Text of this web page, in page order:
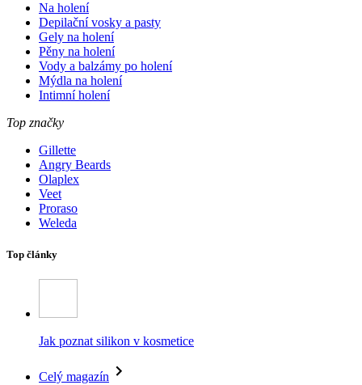
Na holení
Depilační vosky a pasty
Gely na holení
Pěny na holení
Vody a balzámy po holení
Mýdla na holení
Intimní holení
Top značky
Gillette
Angry Beards
Olaplex
Veet
Proraso
Weleda
Top články
Jak poznat silikon v kosmetice
Celý magazín